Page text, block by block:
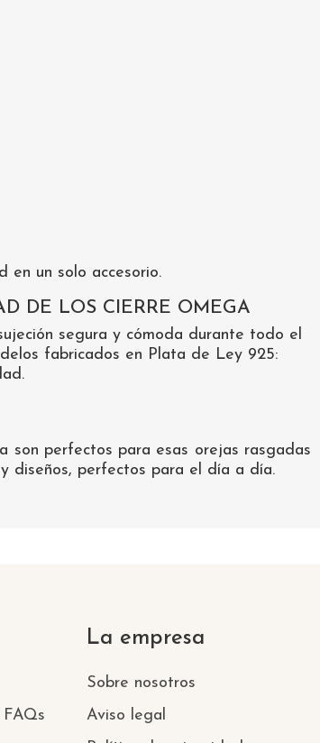
en un solo accesorio.
DE LOS CIERRE OMEGA
segura y cómoda durante todo el
fabricados en Plata de Ley 925:
son perfectos para esas orejas rasgadas
diseños, perfectos para el día a día.
La empresa
Sobre nosotros
Aviso legal